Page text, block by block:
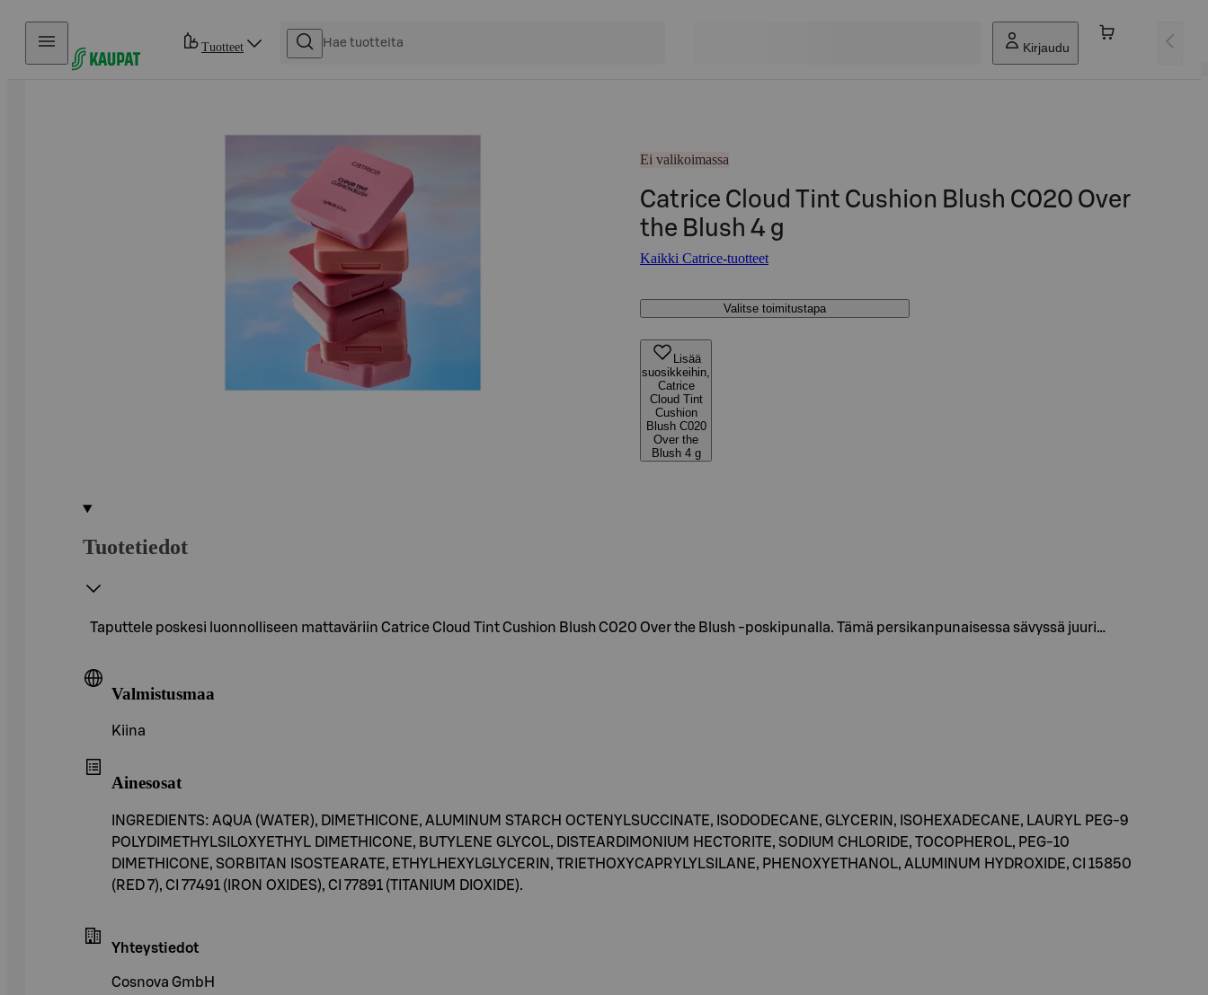
Hyppää sisältöön
Tuotteet Kirjaudu
Ei valikoimassa
Catrice Cloud Tint Cushion Blush C020 Over
the Blush 4 g
Kaikki Catrice-tuotteet
Valitse toimitustapa
Lisää
suosikkeihin,
Catrice
Cloud Tint
Cushion
Blush C020
Over the
Blush 4 g
Tuotetiedot
Taputtele poskesi luonnolliseen mattaväriin Catrice Cloud Tint Cushion Blush C020 Over the Blush -poskipunalla. Tämä persikanpunaisessa sävyssä juuri…
Valmistusmaa
Kiina
Ainesosat
INGREDIENTS: AQUA (WATER), DIMETHICONE, ALUMINUM STARCH OCTENYLSUCCINATE, ISODODECANE, GLYCERIN, ISOHEXADECANE, LAURYL PEG-9
POLYDIMETHYLSILOXYETHYL DIMETHICONE, BUTYLENE GLYCOL, DISTEARDIMONIUM HECTORITE, SODIUM CHLORIDE, TOCOPHEROL, PEG-10
DIMETHICONE, SORBITAN ISOSTEARATE, ETHYLHEXYLGLYCERIN, TRIETHOXYCAPRYLYLSILANE, PHENOXYETHANOL, ALUMINUM HYDROXIDE, CI 15850
(RED 7), CI 77491 (IRON OXIDES), CI 77891 (TITANIUM DIOXIDE).
Yhteystiedot
Cosnova GmbH